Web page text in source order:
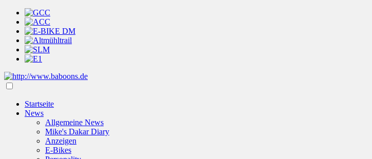
Startseite
News
Allgemeine News
Mike's Dakar Diary
Anzeigen
E-Bikes